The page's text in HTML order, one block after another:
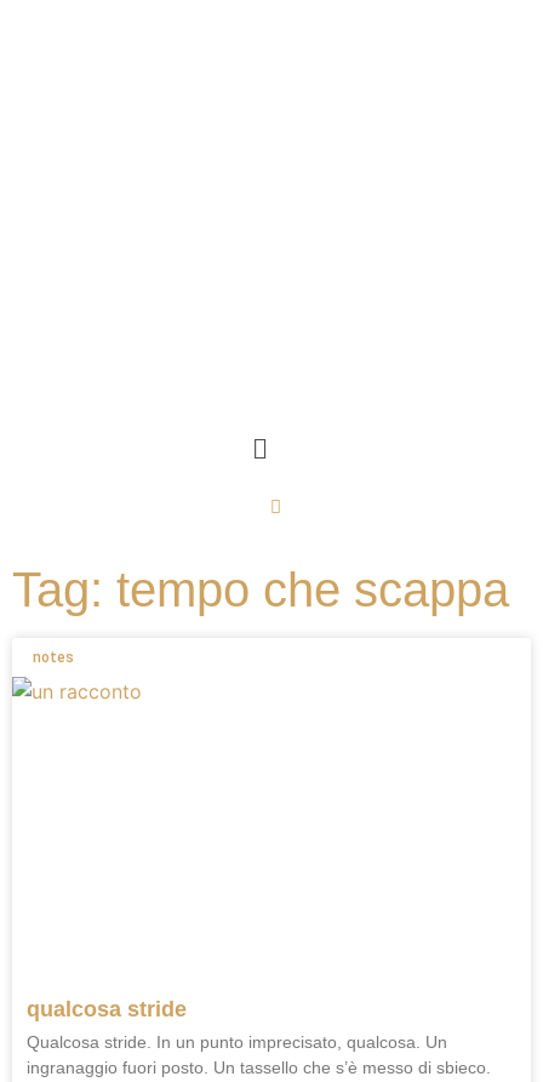
Tag: tempo che scappa
notes
qualcosa stride
Qualcosa stride. In un punto imprecisato, qualcosa. Un
ingranaggio fuori posto. Un tassello che s’è messo di sbieco.